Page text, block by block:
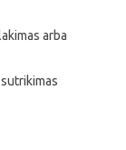
arba